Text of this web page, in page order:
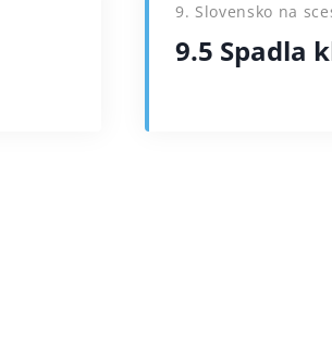
9. Slovensko na
9.5 Spadla